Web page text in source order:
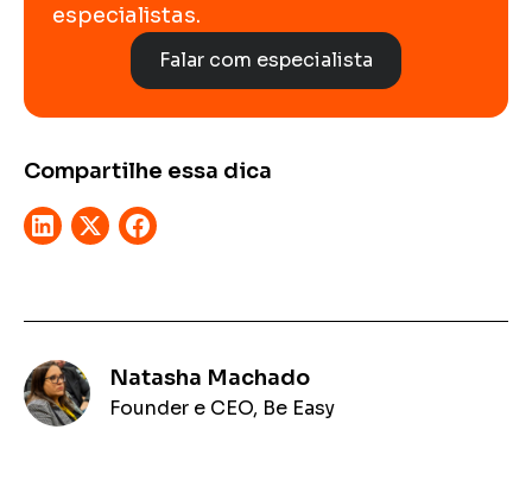
especialistas.
Falar com especialista
Compartilhe essa dica
Natasha Machado
Founder e CEO, Be Easy